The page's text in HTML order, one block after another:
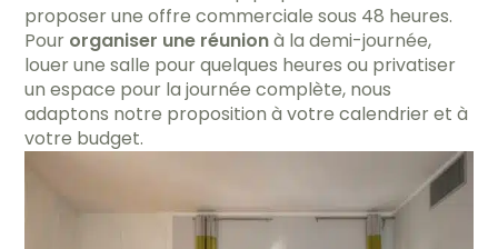
proposer une offre commerciale sous 48 heures.
Pour organiser une réunionà la demi-journée,
louer une salle pour quelques heures ou privatiser
un espace pour la journée complète, nous
adaptons notre proposition à votre calendrier et à
votre budget.